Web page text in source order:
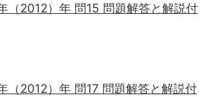
（2012）年 問15 問題解答と解説付
（2012）年 問17 問題解答と解説付